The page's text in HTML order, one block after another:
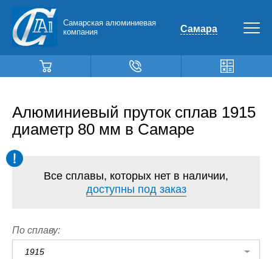
Самарская алюминиевая
компания
Самара
Алюминиевый пруток сплав 1915
диаметр 80 мм в Самаре
Все сплавы, которых нет в наличии,
доступны под заказ
По сплаву:
1915